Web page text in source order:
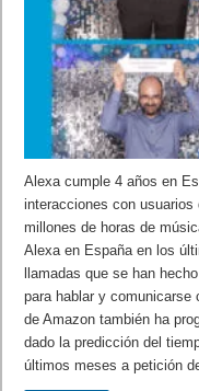
Alexa cumple 4 años en
interacciones con
millones de horas de
Alexa en España en los
llamadas que se han
para hablar y
de Amazon también ha
dado la predicción del
últimos meses a petición